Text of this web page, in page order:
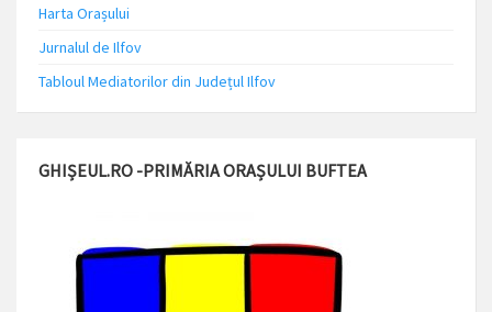
Harta Orașului
Jurnalul de Ilfov
Tabloul Mediatorilor din Județul Ilfov
GHIȘEUL.RO -PRIMĂRIA ORAȘULUI BUFTEA